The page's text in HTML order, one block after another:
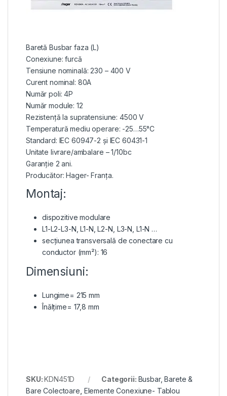
Baretă Busbar faza (L)
Conexiune: furcă
Tensiune nominală: 230 – 400 V
Curent nominal: 80A
Număr poli: 4P
Număr module: 12
Rezistență la supratensiune: 4500 V
Temperatură mediu operare: -25…55°C
Standard: IEC 60947-2 și IEC 60431-1
Unitate livrare/ambalare – 1/10bc
Garanție 2 ani.
Producător: Hager- Franța.
Montaj:
dispozitive modulare
L1-L2-L3-N, L1-N, L2-N, L3-N, L1-N …
secțiunea transversală de conectare cu
conductor (mm²): 16
Dimensiuni:
Lungime= 215 mm
Înălțime= 17,8 mm
SKU:KDN451D Categorii: Busbar, Barete &
Bare Colectoare Elemente Conexiune- Tablou